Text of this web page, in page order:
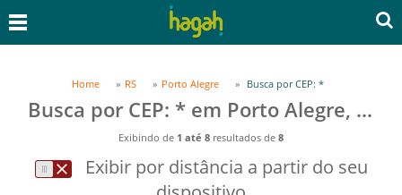
Home RS Porto Alegre Busca por CEP: *
Busca por CEP: * em Porto Alegre, RS
Exibindo de 1 até 8 resultados de 8
Exibir por distância a partir do seu